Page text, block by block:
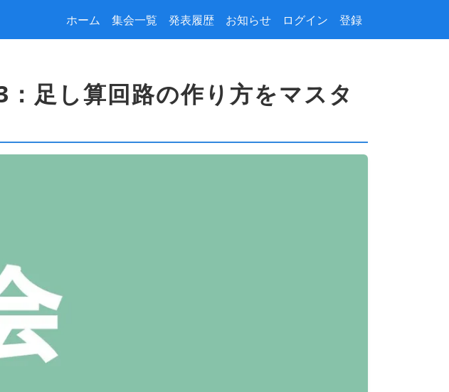
ホーム 集会一覧 発表履歴 お知らせ ログイン 登録
足し算回路の作り方をマスタ